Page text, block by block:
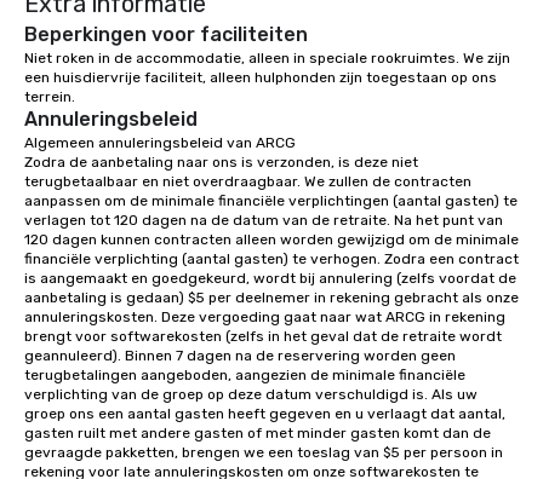
your team enjoyable and successful.
We have a large dining hall that can
serve 450 guests at a time. But, if you
would like a more intimate upscale
option, our full catering team can work
with you to create the meal of your
dreams! If you would like to use a
meeting room we have a number of
different rooms that are available,
from boardrooms to large venues. We
have cozy lodging options ranging
anywhere from cabins to cottages.
Wake up under the canopy in a
forested paradise at whatever level
of creature comfort your team
prefers. Call or email us today to plan
your retreat!
Beperkingen voor faciliteiten
Niet roken in de accommodatie, alleen in speciale rookruimtes. We zijn
een huisdiervrije faciliteit, alleen hulphonden zijn toegestaan op ons
terrein.
Annuleringsbeleid
Algemeen annuleringsbeleid van ARCG
Zodra de aanbetaling naar ons is verzonden, is deze niet
terugbetaalbaar en niet overdraagbaar. We zullen de contracten
aanpassen om de minimale financiële verplichtingen (aantal gasten) te
verlagen tot 120 dagen na de datum van de retraite. Na het punt van
120 dagen kunnen contracten alleen worden gewijzigd om de minimale
financiële verplichting (aantal gasten) te verhogen. Zodra een contract
is aangemaakt en goedgekeurd, wordt bij annulering (zelfs voordat de
aanbetaling is gedaan) $5 per deelnemer in rekening gebracht als onze
annuleringskosten. Deze vergoeding gaat naar wat ARCG in rekening
brengt voor softwarekosten (zelfs in het geval dat de retraite wordt
geannuleerd). Binnen 7 dagen na de reservering worden geen
terugbetalingen aangeboden, aangezien de minimale financiële
verplichting van de groep op deze datum verschuldigd is. Als uw
groep ons een aantal gasten heeft gegeven en u verlaagt dat aantal,
gasten ruilt met andere gasten of met minder gasten komt dan de
gevraagde pakketten, brengen we een toeslag van $5 per persoon in
rekening voor late annuleringskosten om onze softwarekosten te